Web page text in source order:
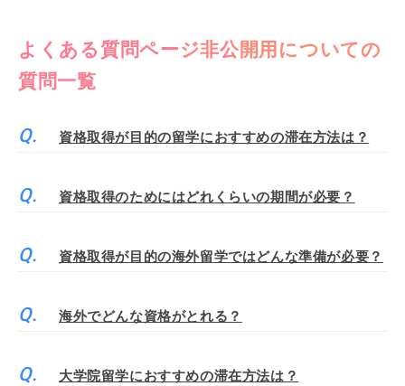
よくある質問ページ非公開用についての
質問一覧
資格取得が目的の留学におすすめの滞在方法は？
資格取得のためにはどれくらいの期間が必要？
資格取得が目的の海外留学ではどんな準備が必要？
海外でどんな資格がとれる？
大学院留学におすすめの滞在方法は？